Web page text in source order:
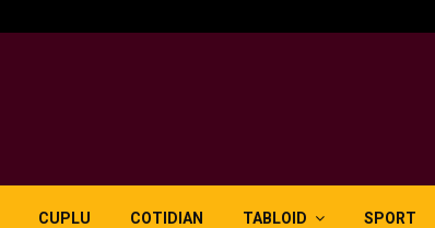
CUPLU COTIDIAN TABLOID SPORT